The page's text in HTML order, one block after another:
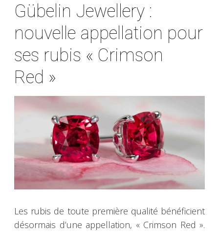
Gübelin Jewellery :
nouvelle appellation pour
ses rubis « Crimson
Red »
Les rubis de toute première qualité bénéficient
désormais d’une appellation, « Crimson Red ».